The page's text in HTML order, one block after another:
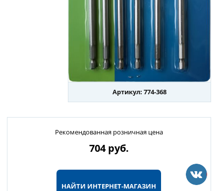
Артикул: 774-368
Рекомендованная розничная цена
704руб.
НАЙТИ ИНТЕРНЕТ-МАГАЗИН